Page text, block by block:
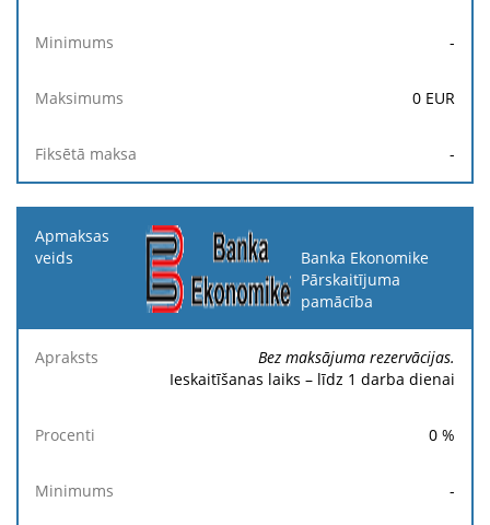
-
0 EUR
-
Banka Ekonomike
Pārskaitījuma
pamācība
Bez maksājuma rezervācijas.
Ieskaitīšanas laiks – līdz 1 darba dienai
0 %
-